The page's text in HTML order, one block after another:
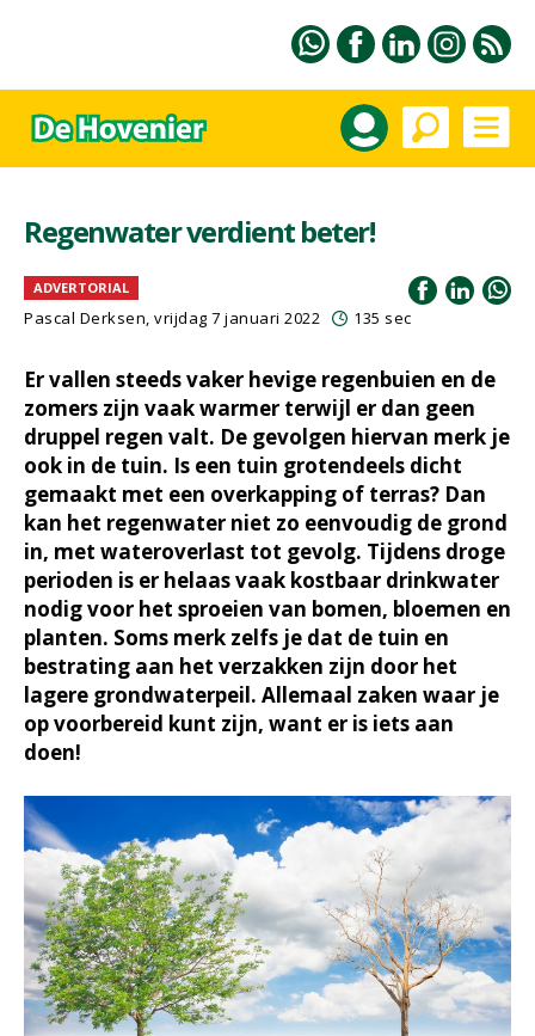
Regenwater verdient beter!
ADVERTORIAL
Pascal Derksen, vrijdag 7 januari 2022 135 sec
Er vallen steeds vaker hevige regenbuien en de
zomers zijn vaak warmer terwijl er dan geen
druppel regen valt. De gevolgen hiervan merk je
ook in de tuin. Is een tuin grotendeels dicht
gemaakt met een overkapping of terras? Dan
kan het regenwater niet zo eenvoudig de grond
in, met wateroverlast tot gevolg. Tijdens droge
perioden is er helaas vaak kostbaar drinkwater
nodig voor het sproeien van bomen, bloemen en
planten. Soms merk zelfs je dat de tuin en
bestrating aan het verzakken zijn door het
lagere grondwaterpeil. Allemaal zaken waar je
op voorbereid kunt zijn, want er is iets aan
doen!